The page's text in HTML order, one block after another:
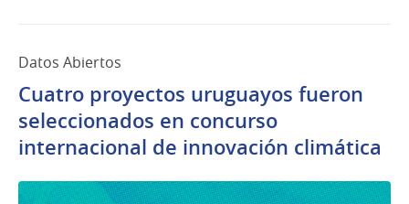
Datos Abiertos
Cuatro proyectos uruguayos fueron
seleccionados en concurso
internacional de innovación climática